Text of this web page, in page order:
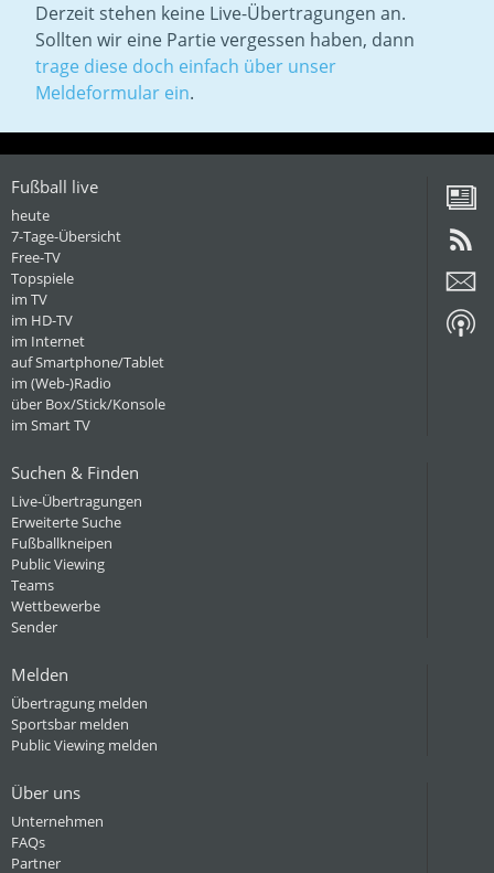
Derzeit stehen keine Live-Übertragungen an.
Sollten wir eine Partie vergessen haben, dann
trage diese doch einfach über unser
Meldeformular ein.
Fußball live
heute
7-Tage-Übersicht
Free-TV
Topspiele
im TV
im HD-TV
im Internet
auf Smartphone/Tablet
im (Web-)Radio
über Box/Stick/Konsole
im Smart TV
Suchen & Finden
Live-Übertragungen
Erweiterte Suche
Fußballkneipen
Public Viewing
Teams
Wettbewerbe
Sender
Melden
Übertragung melden
Sportsbar melden
Public Viewing melden
Über uns
Unternehmen
FAQs
Partner